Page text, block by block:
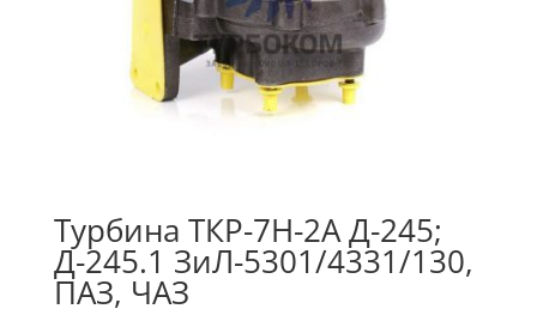
Турбина ТКР-7Н-2А Д-245;
Д-245.1 ЗиЛ-5301/4331/130,
ПАЗ, ЧАЗ